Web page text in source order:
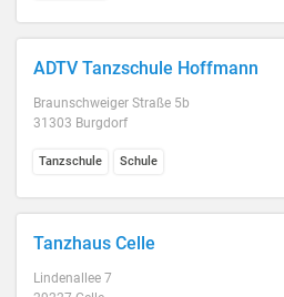
ADTV Tanzschule Hoffmann
Braunschweiger Straße 5b
31303 Burgdorf
Tanzschule Schule
Tanzhaus Celle
Lindenallee 7